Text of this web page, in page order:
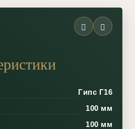
Гипс Г16
100 мм
100 мм